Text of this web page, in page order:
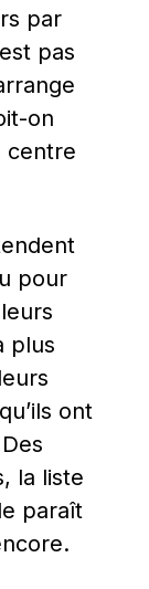
par
pas
on
centre
pour
plus
ont
la liste
paraît